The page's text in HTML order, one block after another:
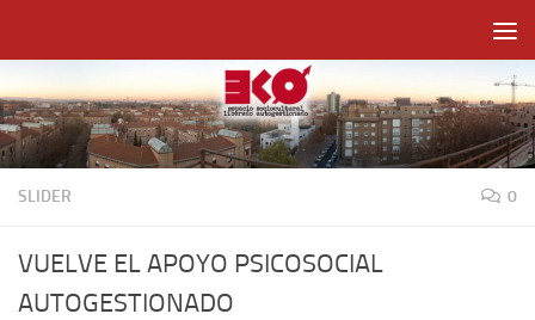
SLIDER 0
VUELVE EL APOYO PSICOSOCIAL
AUTOGESTIONADO